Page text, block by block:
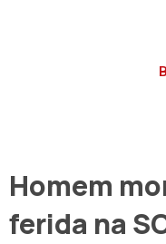
Homem
ferida na